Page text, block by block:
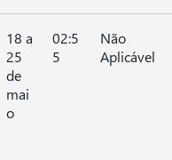
18 a
25
de
mai
o
02:5
5
Não
Aplicável